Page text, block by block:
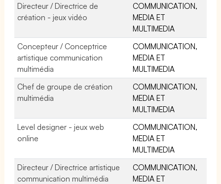
Directeur / Directrice de
création - jeux vidéo
COMMUNICATION,
MEDIA ET
MULTIMEDIA
Concepteur / Conceptrice
artistique communication
multimédia
COMMUNICATION,
MEDIA ET
MULTIMEDIA
Chef de groupe de création
multimédia
COMMUNICATION,
MEDIA ET
MULTIMEDIA
Level designer - jeux web
online
COMMUNICATION,
MEDIA ET
MULTIMEDIA
Directeur / Directrice artistique
communication multimédia
COMMUNICATION,
MEDIA ET